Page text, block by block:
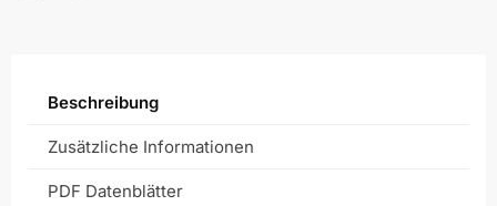
Beschreibung
Zusätzliche Informationen
PDF Datenblätter